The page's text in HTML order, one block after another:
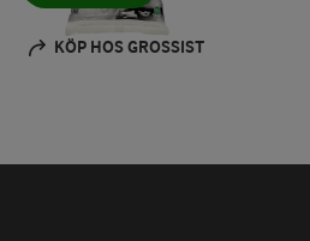
KÖP HOS GROSSIST